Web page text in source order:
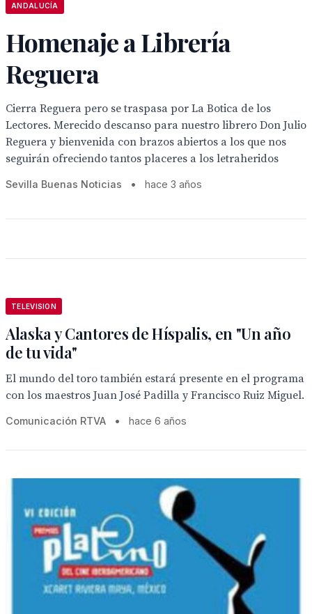
ANDALUCÍA
Homenaje a Librería
Reguera
Cierra Reguera pero se traspasa por La Botica de los
Lectores. Merecido descanso para nuestro librero Don Julio
Reguera y bienvenida con brazos abiertos a los que nos
seguirán ofreciendo tantos placeres a los letraheridos
Sevilla Buenas Noticias • hace 3 años
TELEVISION
Alaska y Cantores de Híspalis, en "Un año
de tu vida"
El mundo del toro también estará presente en el programa
con los maestros Juan José Padilla y Francisco Ruiz Miguel.
Comunicación RTVA • hace 6 años